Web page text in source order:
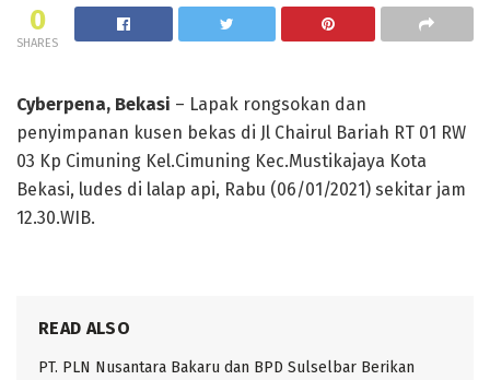
0
SHARES
Cyberpena, Bekasi – Lapak rongsokan dan
penyimpanan kusen bekas di Jl Chairul Bariah RT 01 RW
03 Kp Cimuning Kel.Cimuning Kec.Mustikajaya Kota
Bekasi, ludes di lalap api, Rabu (06/01/2021) sekitar jam
12.30.WIB.
READ ALSO
PT. PLN Nusantara Bakaru dan BPD Sulselbar Berikan